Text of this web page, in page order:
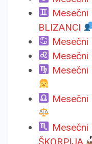
Mesečni
BLIZANCI
Mesečni
Mesečni
Mesečni
Mesečni
Mesečni
ŠKORPIJA